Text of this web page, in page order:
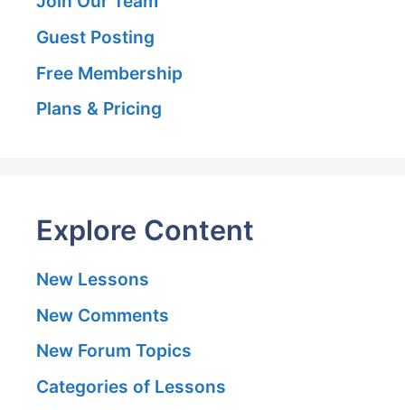
Guest Posting
Free Membership
Plans & Pricing
Explore Content
New Lessons
New Comments
New Forum Topics
Categories of Lessons